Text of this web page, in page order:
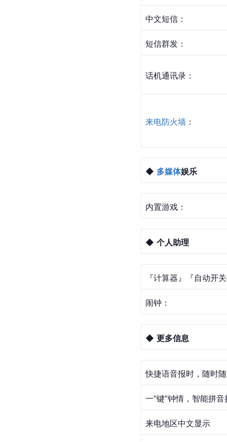
中文短信：
短信群发：
话机通讯录：
来电防火墙 ：
◆ 多媒体娱乐
内置游戏：
◆ 个人助理
『计算器』『自动开
闹钟：
◆ 更多信息
快捷语音报时，随时随
一“键”钟情，智能拼
来电地区中文显示